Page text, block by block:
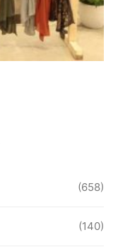
(658)
(140)